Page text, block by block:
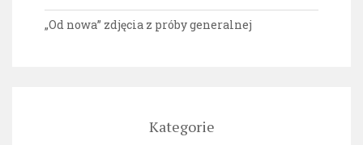
„Od nowa” zdjęcia z próby generalnej
Kategorie